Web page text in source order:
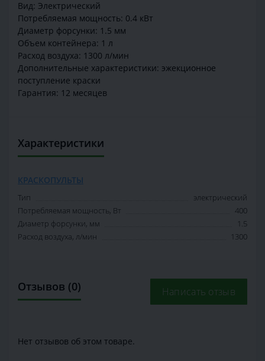
Вид: Электрический
Потребляемая мощность: 0.4 кВт
Диаметр форсунки: 1.5 мм
Объем контейнера: 1 л
Расход воздуха: 1300 л/мин
Дополнительные характеристики: эжекционное
поступление краски
Гарантия: 12 месяцев
Характеристики
КРАСКОПУЛЬТЫ
Тип
электрический
Потребляемая мощность, Вт
400
Диаметр форсунки, мм
1.5
Расход воздуха, л/мин
1300
Отзывов (0) Написать отзыв
Нет отзывов об этом товаре.